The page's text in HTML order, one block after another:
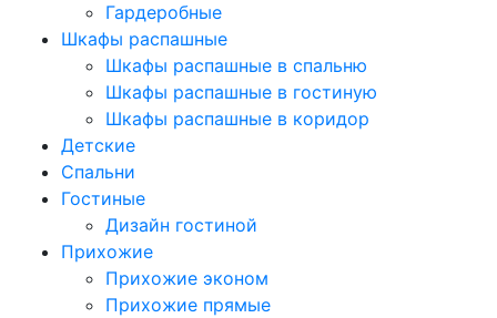
Гардеробные
Шкафы распашные
Шкафы распашные в спальню
Шкафы распашные в гостиную
Шкафы распашные в коридор
Детские
Спальни
Гостиные
Дизайн гостиной
Прихожие
Прихожие эконом
Прихожие прямые